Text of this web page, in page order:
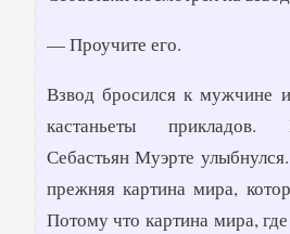
— Проучите его.
Взвод бросился к мужчине
кастаньеты
Себастьян Муэрте
прежняя картина мира,
Потому что картина мира,